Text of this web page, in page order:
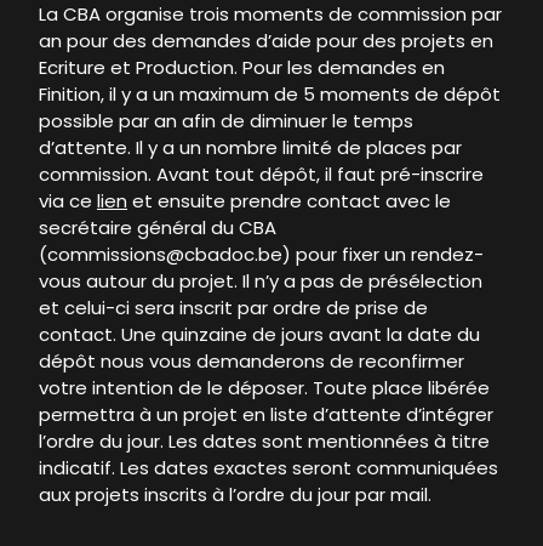
Conditions générales de dépôt
La commission
Projets en cours
Calendrier de la commission
Documents utiles
La CBA organise trois moments de commission par
an pour des demandes d’aide pour des projets en
Ecriture et Production. Pour les demandes en
Finition, il y a un maximum de 5 moments de dépôt
possible par an afin de diminuer le temps
d’attente. Il y a un nombre limité de places par
commission. Avant tout dépôt, il faut pré-inscrire
via ce lien et ensuite prendre contact avec le
secrétaire général du CBA
(commissions@cbadoc.be) pour fixer un rendez-
vous autour du projet. Il n’y a pas de présélection
et celui-ci sera inscrit par ordre de prise de
contact. Une quinzaine de jours avant la date du
dépôt nous vous demanderons de reconfirmer
votre intention de le déposer. Toute place libérée
permettra à un projet en liste d’attente d’intégrer
l’ordre du jour. Les dates sont mentionnées à titre
indicatif. Les dates exactes seront communiquées
aux projets inscrits à l’ordre du jour par mail.